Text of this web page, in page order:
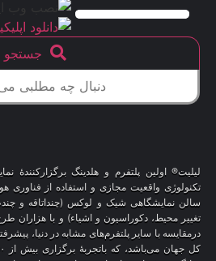
جستجو
لیلیت® اولین پلتفرم و هلدینگ برگزارکنندهٔ
تکنولوژی واقعیت مجازی و استفاده از
سالن نمایشگاهی شیک و لوکس (چنداتاقه و
تغییر محیط، دکوراسیون و اشیاء) و با هزاران
درمقایسه با سایر پلتفرم‌های مشابه در دنیا،